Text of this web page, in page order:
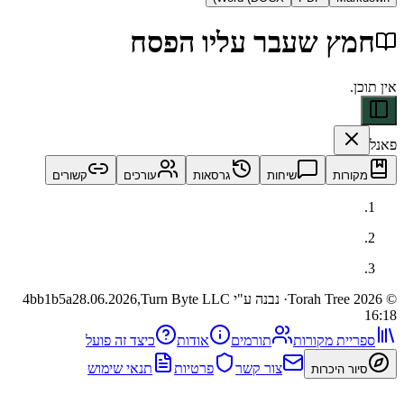
שעבר עליו הפסח
שיחות גרסאות עורכים קשורים
· נבנה ע"י Turn Byte LLC 4bb1b5a28.06.2026,
מקורות תורמים אודות כיצד זה פועל
היכרות צור קשר פרטיות תנאי שימוש